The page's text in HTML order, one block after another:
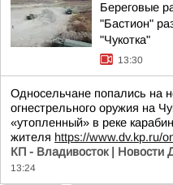
Береговые
"Бастион"
"Чукотка"
13:30
Односельчане попались на
огнестрельного оружия на
«утопленный» в реке
жителя https://www.dv.kp.ru/
КП - Владивосток | Новости
13:24